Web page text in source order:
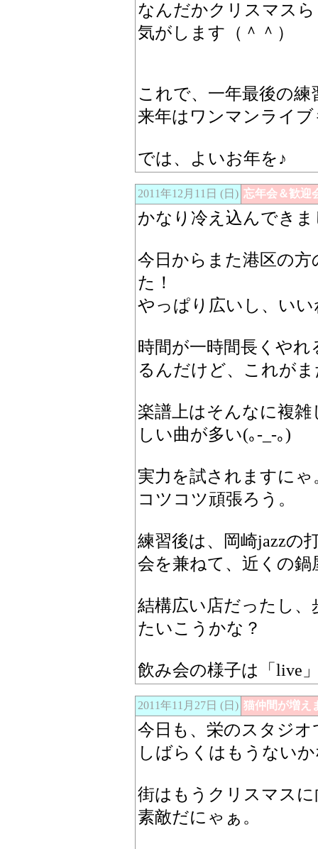
なんだかクリスマス
気がします（＾＾）
これで、一年最後の
来年はワンマンライ
では、よいお年を♪
2011年12月11日 (日) 忘年会＆歓迎
かなり冷え込んでき
今日からまた港区の
た！
やっぱり広いし、いい
時間が一時間長くや
るんだけど、これが
楽譜上はそんなに複
しい曲が多い(｡-_-｡)
実力を試されますにゃ
コツコツ頑張ろう。
練習後は、岡崎jazzの
会を兼ねて、近くの鍋
結構広い店だったし
たいこうかな？
飲み会の様子は「live
2011年11月27日 (日) 猫仲間が増え
今日も、栄のスタジオ
しばらくはもうない
街はもうクリスマス
素敵だにゃぁ。